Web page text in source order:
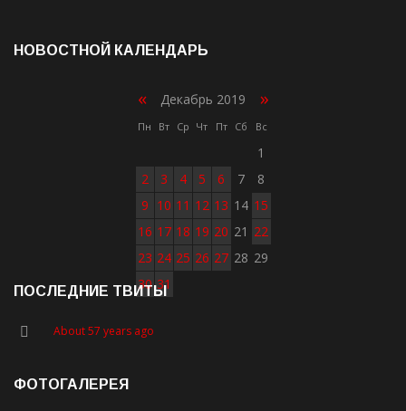
НОВОСТНОЙ КАЛЕНДАРЬ
« Декабрь 2019 »
Пн Вт Ср Чт Пт Сб Вс
1
2
3 4 5 6 7
8
9 10 11 12 13 14 15
16 17 18 19 20 21 22
23 24 25 26 27 28 29
30 31
ПОСЛЕДНИЕ ТВИТЫ
About 57 years ago
ФОТОГАЛЕРЕЯ